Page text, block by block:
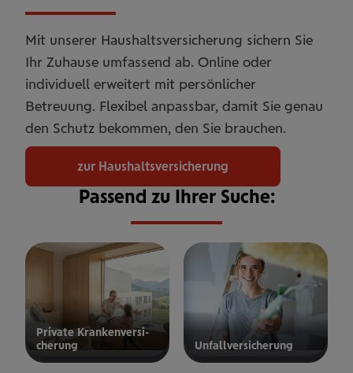
Mit unserer Haushaltsversicherung sichern Sie
Ihr Zuhause umfassend ab. Online oder
individuell erweitert mit persönlicher
Betreuung. Flexibel anpassbar, damit Sie genau
den Schutz bekommen, den Sie brauchen.
zur Haushaltsversicherung
Passend zu Ihrer Suche:
Private Kran­ken­­­ver­si­
che­rung
privaten
Unfall­ver­si­che­rung